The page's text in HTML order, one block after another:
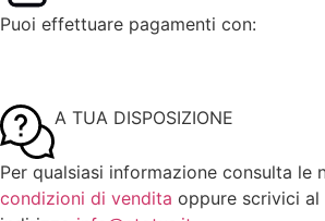
Puoi effettuare pagamenti con:
A TUA DISPOSIZIONE
Per qualsiasi informazione consulta le
condizioni di vendita oppure scrivici al